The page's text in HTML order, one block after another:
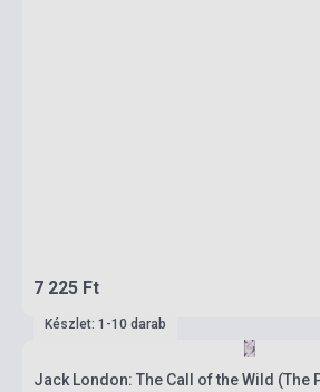
7 225 Ft
Készlet: 1-10 darab
Jack London: The Call of the Wild (The